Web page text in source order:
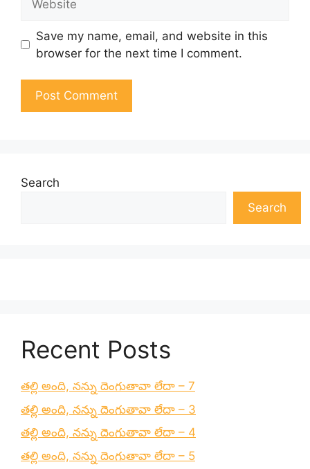
Save my name, email, and website in this
browser for the next time I comment.
Search
Search
Recent Posts
తల్లి అంది, నన్ను దెంగుతావా లేదా – 7
తల్లి అంది, నన్ను దెంగుతావా లేదా – 3
తల్లి అంది, నన్ను దెంగుతావా లేదా – 4
తల్లి అంది, నన్ను దెంగుతావా లేదా – 5